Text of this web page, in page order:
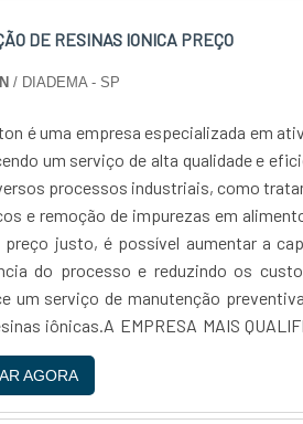
e confiança, conte com a Reaton....
DE RESINAS IONICA PREÇO
/ DIADEMA - SP
é uma empresa especializada em
um serviço de alta qualidade e
processos industriais, como
e remoção de impurezas em
preço justo, é possível aumentar a
do processo e reduzindo os
um serviço de manutenção
iônicas.A EMPRESA MAIS
equipe altamente qualificada e
e segurança do serviço
e um atendimento
AGORA